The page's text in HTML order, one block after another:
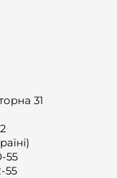
31
55
55